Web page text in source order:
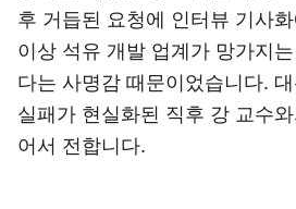
후 거듭된 요청에 인터뷰 기사
이상 석유 개발 업계가 망가지
다는 사명감 때문이었습니다.
실패가 현실화된 직후 강 교수
어서 전합니다.